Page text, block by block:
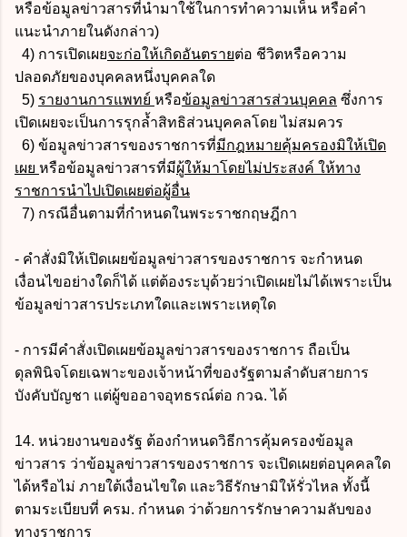
หรือข้อมูลข่าวสารที่นำมาใช้ในการทำความเห็น หรือคำ
แนะนำภายในดังกล่าว)
4) การเปิดเผยจะก่อให้เกิดอันตรายต่อ ชีวิตหรือความ
ปลอดภัยของบุคคลหนึ่งบุคคลใด
5) รายงานการแพทย์ หรือข้อมูลข่าวสารส่วนบุคคล ซึ่งการ
เปิดเผยจะเป็นการรุกล้ำสิทธิส่วนบุคคลโดย ไม่สมควร
6) ข้อมูลข่าวสารของราชการที่มีกฎหมายคุ้มครองมิให้เปิด
เผย หรือข้อมูลข่าวสารที่มีผู้ให้มาโดยไม่ประสงค์ ให้ทาง
ราชการนำไปเปิดเผยต่อผู้อื่น
7) กรณีอื่นตามที่กำหนดในพระราชกฤษฎีกา
- คำสั่งมิให้เปิดเผยข้อมูลข่าวสารของราชการ จะกำหนด
เงื่อนไขอย่างใดก็ได้ แต่ต้องระบุด้วยว่าเปิดเผยไม่ได้เพราะเป็น
ข้อมูลข่าวสารประเภทใดและเพราะเหตุใด
- การมีคำสั่งเปิดเผยข้อมูลข่าวสารของราชการ ถือเป็น
ดุลพินิจโดยเฉพาะของเจ้าหน้าที่ของรัฐตามลำดับสายการ
บังคับบัญชา แต่ผู้ขออาจอุทธรณ์ต่อ กวฉ. ได้
14. หน่วยงานของรัฐ ต้องกำหนดวิธีการคุ้มครองข้อมูล
ข่าวสาร ว่าข้อมูลข่าวสารของราชการ จะเปิดเผยต่อบุคคลใด
ได้หรือไม่ ภายใต้เงื่อนไขใด และวิธีรักษามิให้รั่วไหล ทั้งนี้
ตามระเบียบที่ ครม. กำหนด ว่าด้วยการรักษาความลับของ
ทางราชการ